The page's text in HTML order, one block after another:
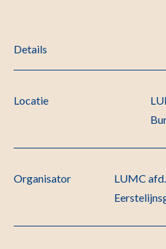
Details
Locatie
Organisator
LUMC